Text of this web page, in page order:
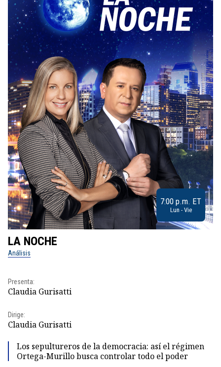
7:00 p.m. ET
Lun - Vie
LA NOCHE
Análisis
Presenta:
Claudia Gurisatti
Dirige:
Claudia Gurisatti
Los sepultureros de la democracia: así el régimen
Ortega-Murillo busca controlar todo el poder